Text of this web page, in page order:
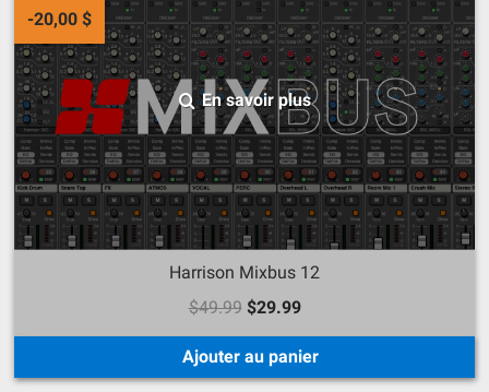
En savoir plus
Harrison Mixbus 12
$49.99 $29.99
Ajouter au panier
-20,00 $